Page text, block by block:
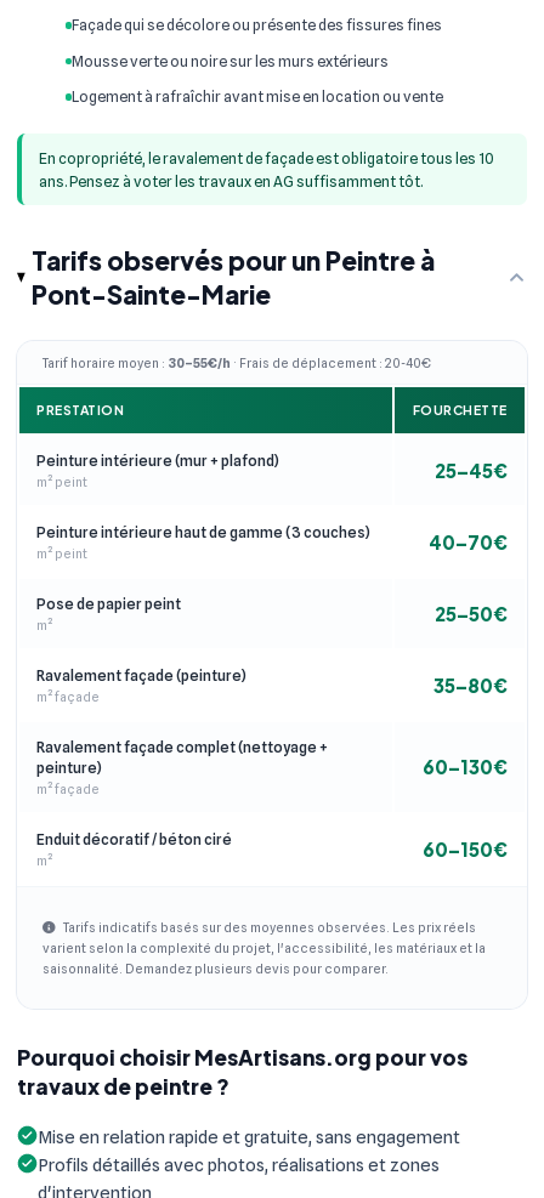
Façade qui se décolore ou présente des fissures fines
Mousse verte ou noire sur les murs extérieurs
Logement à rafraîchir avant mise en location ou vente
En copropriété, le ravalement de façade est obligatoire tous les 10
ans. Pensez à voter les travaux en AG suffisamment tôt.
Tarifs observés pour un Peintre à
Pont-Sainte-Marie
Tarif horaire moyen : 30–55€/h · Frais de déplacement : 20-40€
PRESTATION FOURCHETTE
Peinture intérieure (mur + plafond)
m² peint 25–45€
Peinture intérieure haut de gamme (3 couches)
m² peint 40–70€
Pose de papier peint
m² 25–50€
Ravalement façade (peinture)
m² façade 35–80€
Ravalement façade complet (nettoyage +
peinture)
m² façade
60–130€
Enduit décoratif / béton ciré
m² 60–150€
Tarifs indicatifs basés sur des moyennes observées. Les prix réels
varient selon la complexité du projet, l'accessibilité, les matériaux et la
saisonnalité. Demandez plusieurs devis pour comparer.
Pourquoi choisir MesArtisans.org pour vos
travaux de peintre ?
Mise en relation rapide et gratuite, sans engagement
Profils détaillés avec photos, réalisations et zones
d'intervention